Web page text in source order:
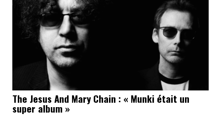
The Jesus And Mary Chain : « Munki était un
super album »